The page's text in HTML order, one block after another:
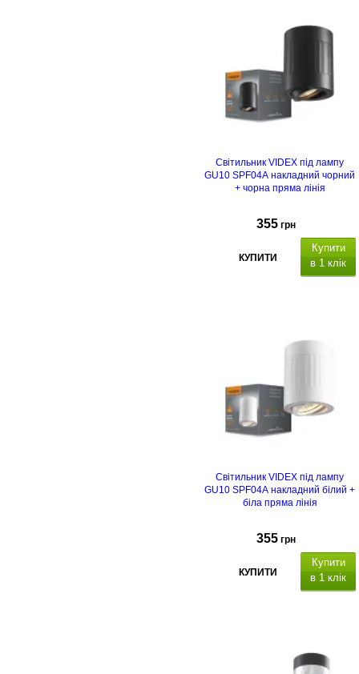
Світильник VIDEX під лампу
GU10 SPF04A накладний чорний
+ чорна пряма лінія
355 грн
КУПИТИ
Купити
в 1 клік
Світильник VIDEX під лампу
GU10 SPF04A накладний білий +
біла пряма лінія
355 грн
КУПИТИ
Купити
в 1 клік